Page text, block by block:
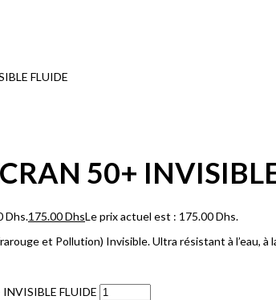
FLUIDE
50+
Dhs.175.00DhsLe prix actuel est : 175.00 Dhs.
et Pollution) Invisible. Ultra résistant à l’eau,
FLUIDE